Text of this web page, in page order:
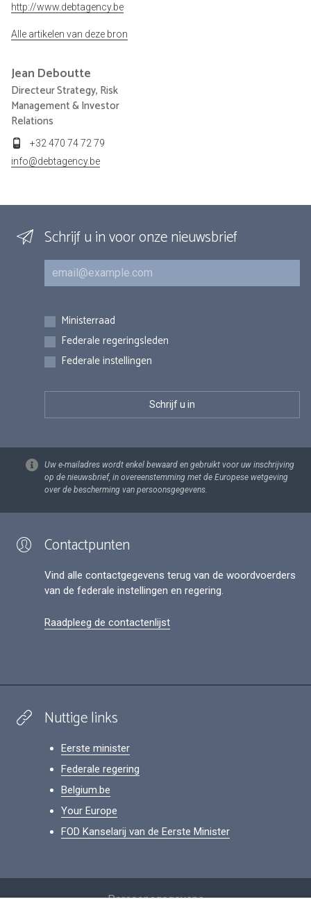
http://www.debtagency.be
Alle artikelen van deze bron
Jean Deboutte
Directeur Strategy, Risk
Management & Investor
Relations
+32 470 74 72 79
info@debtagency.be
Schrijf u in voor onze nieuwsbrief
E-mail
Inschrijvingen
Ministerraad
Federale regeringsleden
Federale instellingen
Uw e-mailadres wordt enkel bewaard en gebruikt voor uw inschrijving
op de nieuwsbrief, in overeenstemming met de Europese wetgeving
over de bescherming van persoonsgegevens.
Contactpunten
Vind alle contactgegevens terug van de woordvoerders
van de federale instellingen en regering.
Raadpleeg de contactenlijst
Nuttige links
Eerste minister
Federale regering
Belgium.be
Your Europe
FOD Kanselarij van de Eerste Minister